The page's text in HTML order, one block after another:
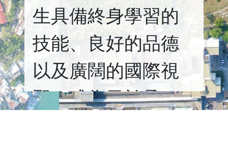
生具備終身學習的
技能、良好的品德
以及廣闊的國際視
野，成為勇於承